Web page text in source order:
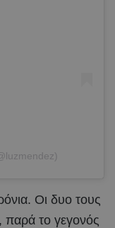
Οι δυο τους
παρά το γεγονός